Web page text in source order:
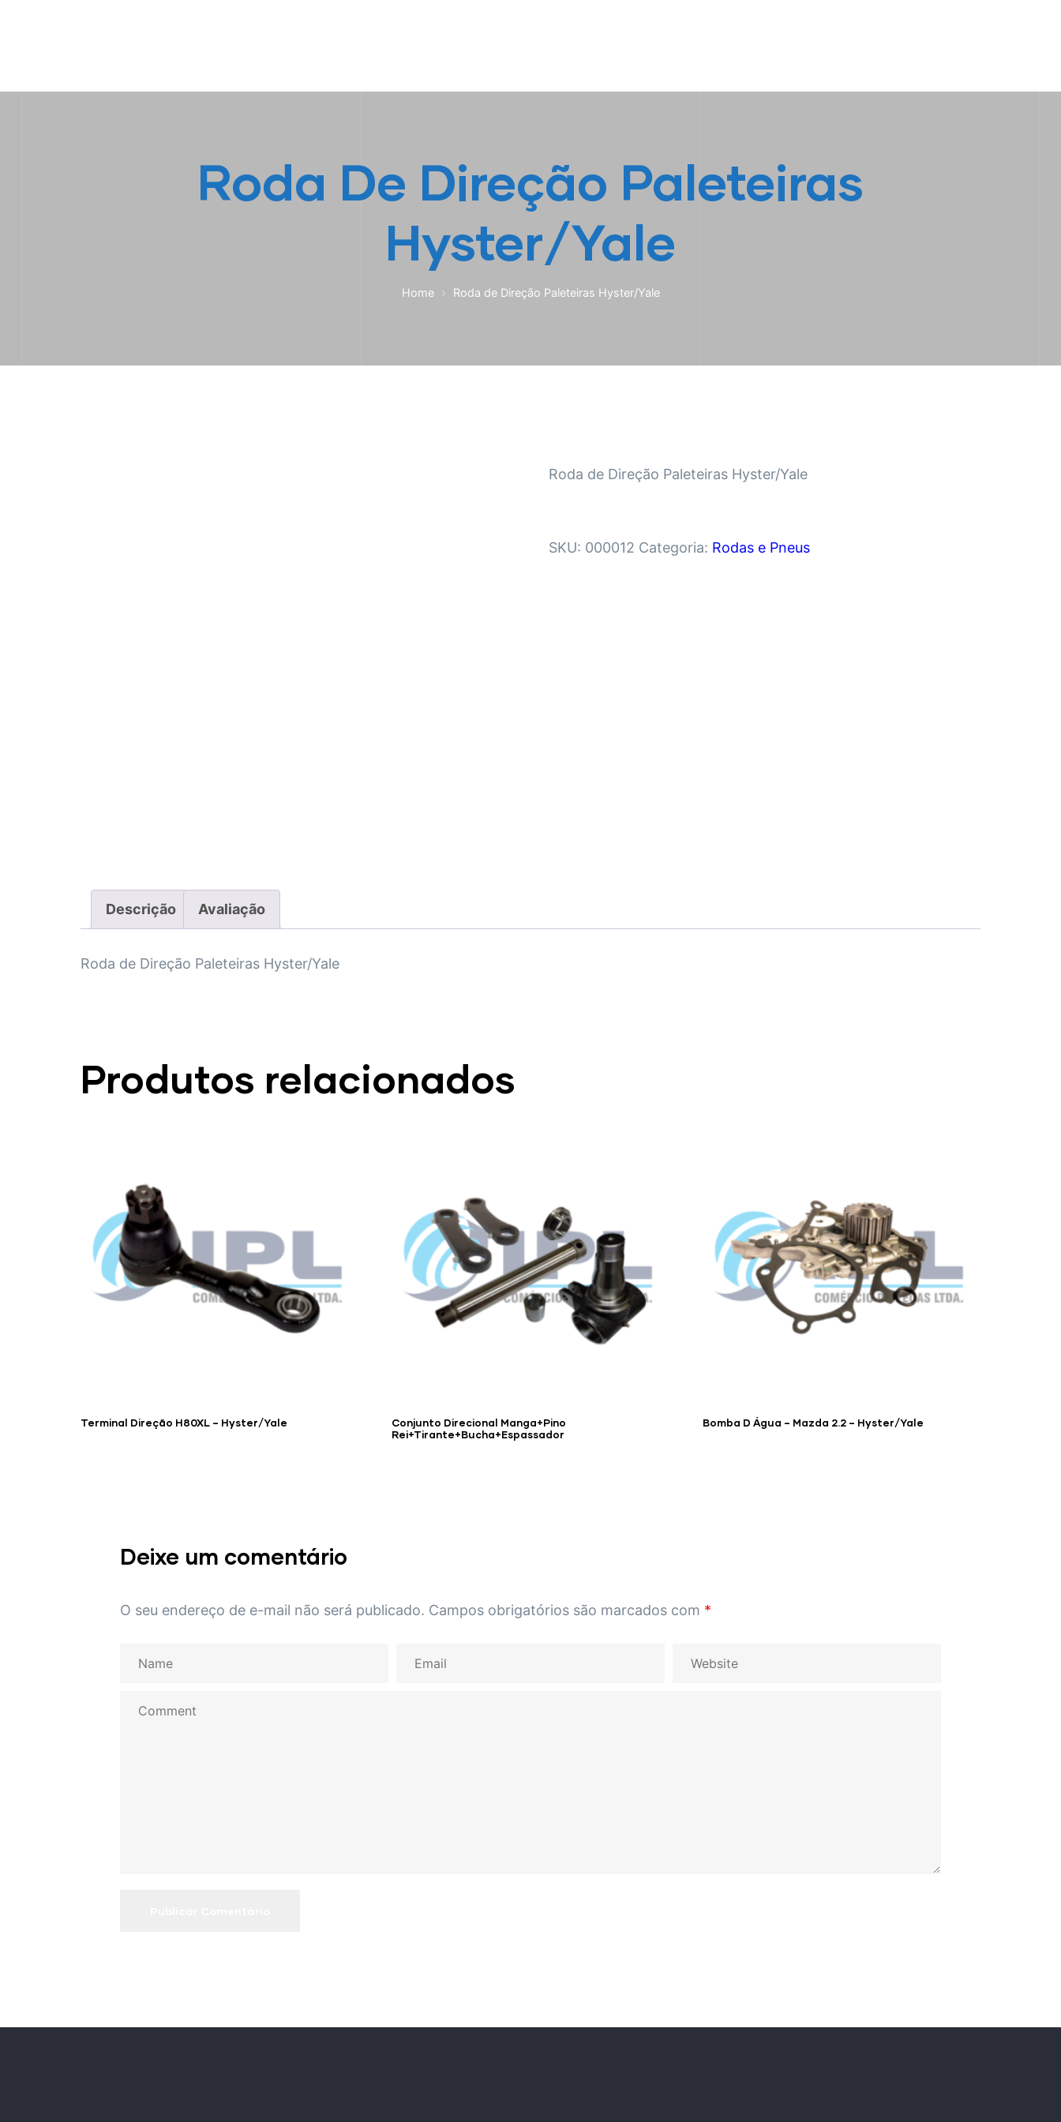
Roda De Direção Paleteiras
Hyster/Yale
Home Roda de Direção Paleteiras Hyster/Yale
Roda de Direção Paleteiras Hyster/Yale
SKU: 000012 Categoria: Rodas e Pneus
Descrição Avaliação
Roda de Direção Paleteiras Hyster/Yale
Produtos relacionados
Terminal Direção H80XL – Hyster/Yale
Conjunto Direcional Manga+Pino
Rei+Tirante+Bucha+Espassador
Bomba D Água – Mazda 2.2 – Hyster/Yale
Deixe um comentário
O seu endereço de e-mail não será publicado. Campos obrigatórios são marcados com *